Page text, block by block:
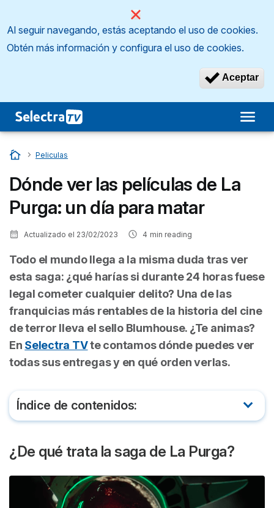
Al seguir navegando, estás aceptando el uso de cookies.
Obtén más información y configura el uso de cookies.
Aceptar
Inicio
…
Peliculas
Dónde ver las películas de La
Purga: un día para matar
Actualizado el 23/02/2023 4 min reading
Todo el mundo llega a la misma duda tras ver
esta saga: ¿qué harías si durante 24 horas fuese
legal cometer cualquier delito? Una de las
franquicias más rentables de la historia del cine
de terror lleva el sello Blumhouse. ¿Te animas?
En Selectra TVte contamos dónde puedes ver
todas sus entregas y en qué orden verlas.
Índice de contenidos:
Orden de las películas de La Purga
¿Dónde ver las películas de La Purga?
¿De qué trata la saga de La Purga?